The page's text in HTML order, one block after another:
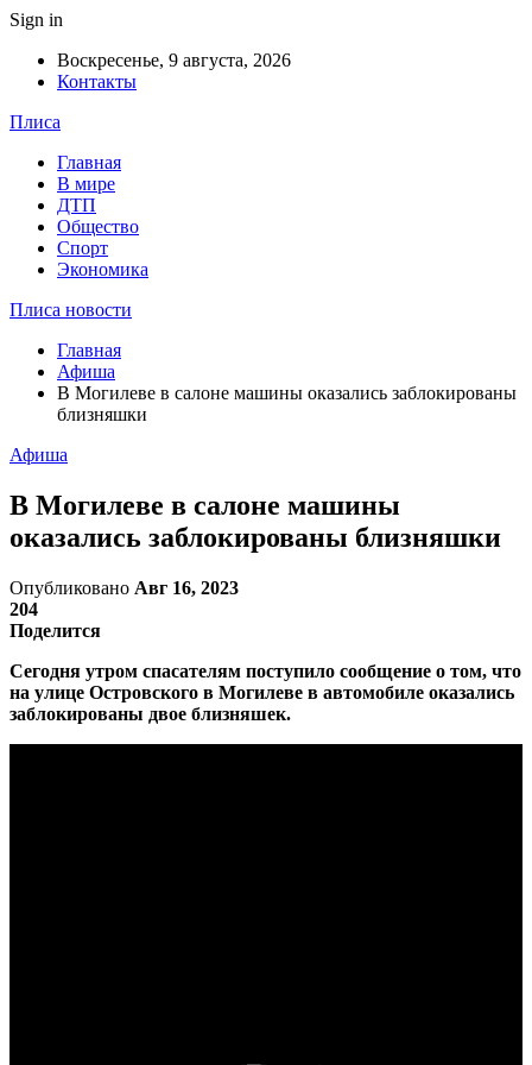
Sign in
Воскресенье, 9 августа, 2026
Контакты
Плиса
Главная
В мире
ДТП
Общество
Спорт
Экономика
Плиса новости
Главная
Афиша
В Могилеве в салоне машины оказались заблокированы
близняшки
Афиша
В Могилеве в салоне машины
оказались заблокированы близняшки
Опубликовано Авг 16, 2023
204
Поделится
Сегодня утром спасателям поступило сообщение о том, что
на улице Островского в Могилеве в автомобиле оказались
заблокированы двое близняшек.